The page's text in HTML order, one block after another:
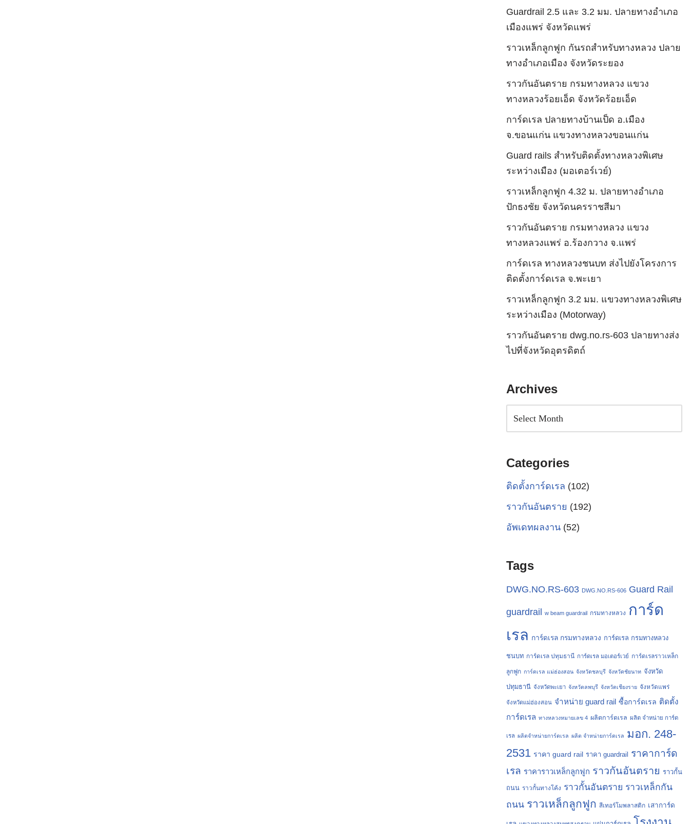
Guardrail 2.5 และ 3.2 มม. ปลายทางอำเภอ
เมืองแพร่ จังหวัดแพร่
ราวเหล็กลูกฟูก กันรถสําหรับทางหลวง ปลาย
ทางอำเภอเมือง จังหวัดระยอง
ราวกันอันตราย กรมทางหลวง แขวง
ทางหลวงร้อยเอ็ด จังหวัดร้อยเอ็ด
การ์ดเรล ปลายทางบ้านเป็ด อ.เมือง
จ.ขอนแก่น แขวงทางหลวงขอนแก่น
Guard rails สำหรับติดตั้งทางหลวงพิเศษ
ระหว่างเมือง (มอเตอร์เวย์)
ราวเหล็กลูกฟูก 4.32 ม. ปลายทางอำเภอ
ปักธงชัย จังหวัดนครราชสีมา
ราวกันอันตราย กรมทางหลวง แขวง
ทางหลวงแพร่ อ.ร้องกวาง จ.แพร่
การ์ดเรล ทางหลวงชนบท ส่งไปยังโครงการ
ติดตั้งการ์ดเรล จ.พะเยา
ราวเหล็กลูกฟูก 3.2 มม. แขวงทางหลวงพิเศษ
ระหว่างเมือง (Motorway)
ราวกันอันตราย dwg.no.rs-603 ปลายทางส่ง
ไปที่จังหวัดอุตรดิตถ์
Archives
Categories
ติดตั้งการ์ดเรล (102)
ราวกันอันตราย (192)
อัพเดทผลงาน(52)
Tags
DWG.NO.RS-603 DWG.NO.RS-606 Guard Rail
guardrail w beam guardrail กรมทางหลวง การ์ด
เรล การ์ดเรล กรมทางหลวง การ์ดเรล กรมทางหลวง
ชนบท การ์ดเรล ปทุมธานี การ์ดเรล มอเตอร์เวย์ การ์ดเรลราวเหล็ก
ลูกฟูก การ์ดเรล แม่ฮ่องสอน จังหวัดชลบุรี จังหวัดชัยนาท จังหวัด
ปทุมธานี จังหวัดพะเยา จังหวัดลพบุรี จังหวัดเชียงราย จังหวัดแพร่
จังหวัดแม่ฮ่องสอน จำหน่าย guard rail ซื้อการ์ดเรล ติดตั้ง
การ์ดเรล ทางหลวงหมายเลข 4 ผลิตการ์ดเรล ผลิต จำหน่าย การ์ด
เรล ผลิตจำหน่ายการ์ดเรล ผลิต จำหน่ายการ์ดเรล มอก. 248-
2531 ราคา guard rail ราคา guardrail
ราคาการ์ด
เรล ราคาราวเหล็กลูกฟูก ราวกันอันตราย ราวกั้น
ถนน ราวกั้นทางโค้ง ราวกั้นอันตราย ราวเหล็กกัน
ถนน ราวเหล็กลูกฟูก สีเทอร์โมพลาสติก เสาการ์ด